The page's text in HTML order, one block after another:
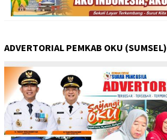
ADVERTORIAL PEMKAB OKU (SUMSEL)